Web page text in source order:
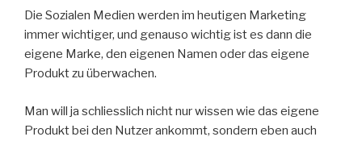
Die Sozialen Medien werden im heutigen Marketing
immer wichtiger, und genauso wichtig ist es dann die
eigene Marke, den eigenen Namen oder das eigene
Produkt zu überwachen.
Man will ja schliesslich nicht nur wissen wie das eigene
Produkt bei den Nutzer ankommt, sondern eben auch